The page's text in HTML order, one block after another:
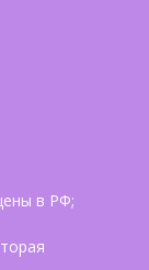
в РФ;